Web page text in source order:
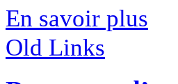
En savoir plus
Old Links